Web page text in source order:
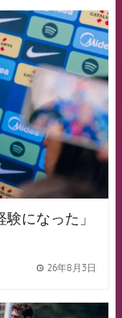
badge
になった」
26年8月3日
badge